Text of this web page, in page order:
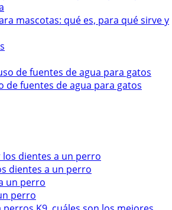
mascotas: qué es, para qué sirve y
de fuentes de agua para gatos
dientes a un perro
perro